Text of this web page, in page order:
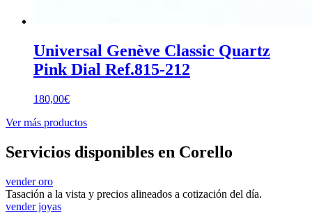
Universal Genève Classic Quartz
Pink Dial Ref.815-212
180,00€
Ver más productos
Servicios disponibles en Corello
vender oro
Tasación a la vista y precios alineados a cotización del día.
vender joyas